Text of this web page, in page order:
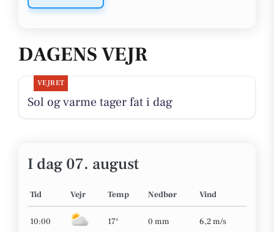
DAGENS VEJR
VEJRET
Sol og varme tager fat i dag
I dag 07. august
Tid Vejr Temp Nedbør Vind
10:00 17° 0 mm 6,2 m/s